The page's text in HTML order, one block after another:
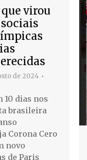
virou
de 2024
10 dias nos
brasileira
Corona Cero
novo
de Paris